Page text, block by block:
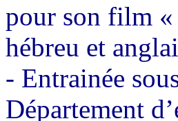
pour son film «
hébreu et
- Entrainée
Département